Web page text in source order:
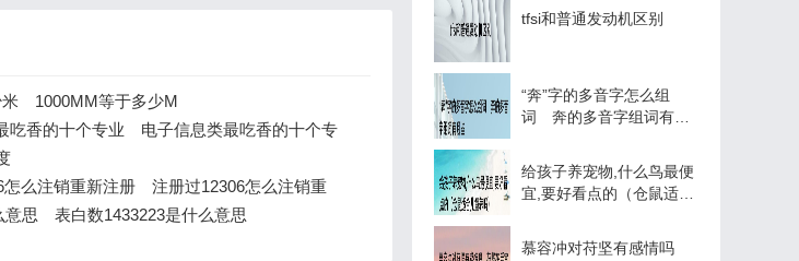
米 1000MM等于多少M
吃香的十个专业 电子信息类最吃香的十个专
怎么注销重新注册 注册过12306怎么注销重
意思 表白数1433223是什么意思
tfsi和普通发动机区别
“奔”字的多音字怎么组
词 奔的多音字组词有哪
给孩子养宠物,什么鸟最便
宜,要好看点的（仓鼠适合
慕容冲对苻坚有感情吗